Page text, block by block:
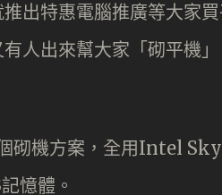
出特惠電腦推廣等大家
人出來幫大家「砌平機